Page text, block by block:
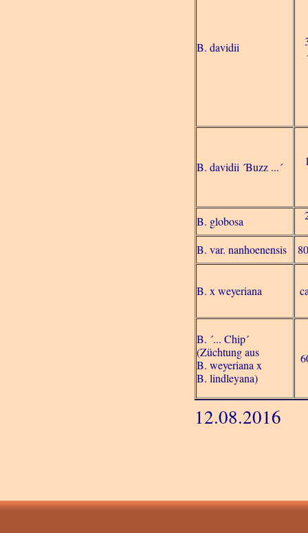
B. davidii
B. davidii ´Buzz ...´
B. globosa
B. var. nanhoenensis
B. x weyeriana
B. ´... Chip´
(Züchtung aus
B. weyeriana x
B. lindleyana)
12.08.2016